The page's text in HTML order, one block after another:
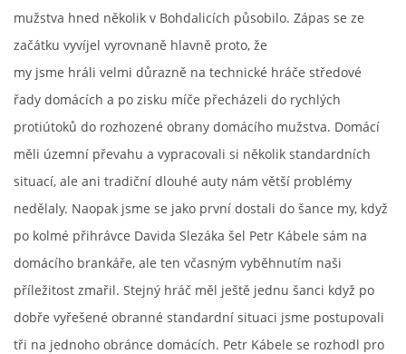
PODPORUJÍ NÁŠ KLUB
ARCHÍV
DOTACE
FKD, z.s.
Drnovice 704
ičo 27005305
mužstva hned několik v Bohdalicích působilo. Zápas se ze
začátku vyvíjel vyrovnaně hlavně proto, že
my jsme hráli velmi důrazně na technické hráče středové
řady domácích a po zisku míče přecházeli do rychlých
protiútoků do rozhozené obrany domácího mužstva. Domácí
měli územní převahu a vypracovali si několik standardních
situací, ale ani tradiční dlouhé auty nám větší problémy
nedělaly. Naopak jsme se jako první dostali do šance my, když
po kolmé přihrávce Davida Slezáka šel Petr Kábele sám na
domácího brankáře, ale ten včasným vyběhnutím naši
příležitost zmařil. Stejný hráč měl ještě jednu šanci když po
dobře vyřešené obranné standardní situaci jsme postupovali
tři na jednoho obránce domácích. Petr Kábele se rozhodl pro